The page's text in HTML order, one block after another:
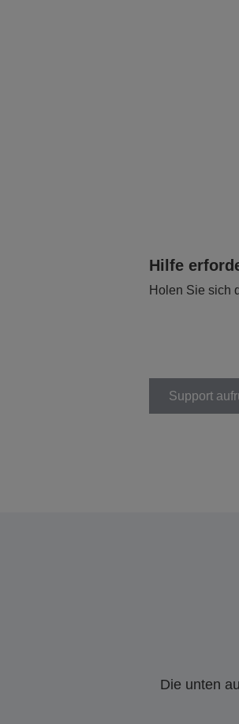
Hilfe
Holen Sie sich
Support
Die unten